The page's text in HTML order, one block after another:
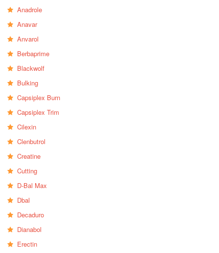
Anadrole
Anavar
Anvarol
Berbaprime
Blackwolf
Bulking
Capsiplex Burn
Capsiplex Trim
Cilexin
Clenbutrol
Creatine
Cutting
D-Bal Max
Dbal
Decaduro
Dianabol
Erectin